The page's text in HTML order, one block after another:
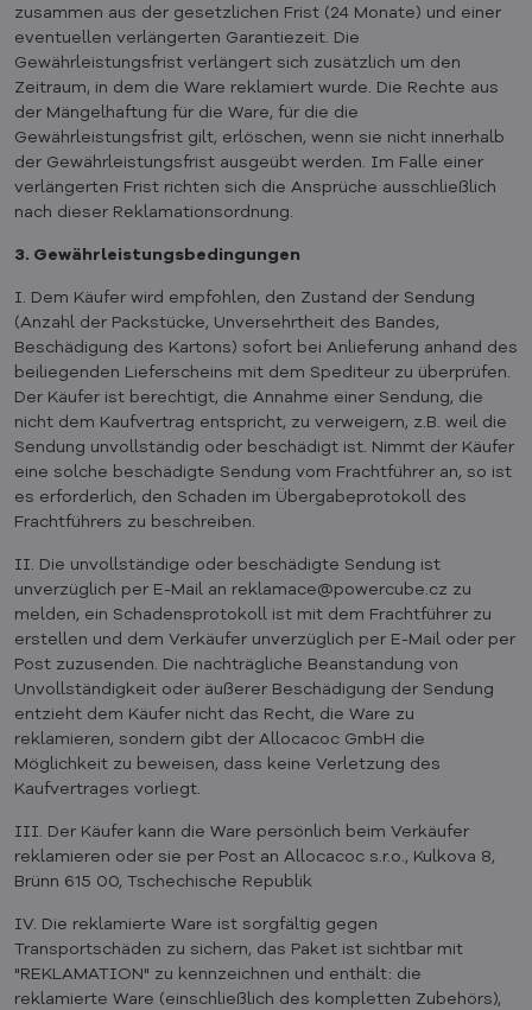
zusammen aus der gesetzlichen Frist (24 Monate) und einer
eventuellen verlängerten Garantiezeit. Die
Gewährleistungsfrist verlängert sich zusätzlich um den
Zeitraum, in dem die Ware reklamiert wurde. Die Rechte aus
der Mängelhaftung für die Ware, für die die
Gewährleistungsfrist gilt, erlöschen, wenn sie nicht innerhalb
der Gewährleistungsfrist ausgeübt werden. Im Falle einer
verlängerten Frist richten sich die Ansprüche ausschließlich
nach dieser Reklamationsordnung.
3. Gewährleistungsbedingungen
I. Dem Käufer wird empfohlen, den Zustand der Sendung
(Anzahl der Packstücke, Unversehrtheit des Bandes,
Beschädigung des Kartons) sofort bei Anlieferung anhand des
beiliegenden Lieferscheins mit dem Spediteur zu überprüfen.
Der Käufer ist berechtigt, die Annahme einer Sendung, die
nicht dem Kaufvertrag entspricht, zu verweigern, z.B. weil die
Sendung unvollständig oder beschädigt ist. Nimmt der Käufer
eine solche beschädigte Sendung vom Frachtführer an, so ist
es erforderlich, den Schaden im Übergabeprotokoll des
Frachtführers zu beschreiben.
II. Die unvollständige oder beschädigte Sendung ist
unverzüglich per E-Mail an reklamace@powercube.cz zu
melden, ein Schadensprotokoll ist mit dem Frachtführer zu
erstellen und dem Verkäufer unverzüglich per E-Mail oder per
Post zuzusenden. Die nachträgliche Beanstandung von
Unvollständigkeit oder äußerer Beschädigung der Sendung
entzieht dem Käufer nicht das Recht, die Ware zu
reklamieren, sondern gibt der Allocacoc GmbH die
Möglichkeit zu beweisen, dass keine Verletzung des
Kaufvertrages vorliegt.
III. Der Käufer kann die Ware persönlich beim Verkäufer
reklamieren oder sie per Post an Allocacoc s.r.o., Kulkova 8,
Brünn 615 00, Tschechische Republik
IV. Die reklamierte Ware ist sorgfältig gegen
Transportschäden zu sichern, das Paket ist sichtbar mit
"REKLAMATION" zu kennzeichnen und enthält: die
reklamierte Ware (einschließlich des kompletten Zubehörs),